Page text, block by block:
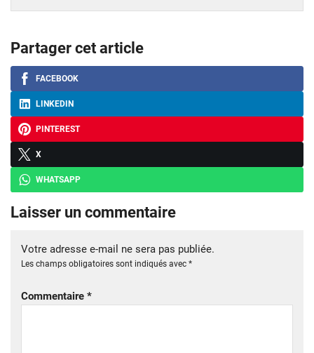
Partager cet article
FACEBOOK
LINKEDIN
PINTEREST
X
WHATSAPP
Laisser un commentaire
Votre adresse e-mail ne sera pas publiée.
Les champs obligatoires sont indiqués avec *
Commentaire *